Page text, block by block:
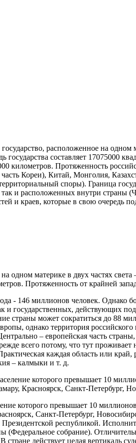
расположенное на
государства составляет 17075000
километров. Протяженность
Кореи), Китай, Монголия,
споры). Граница
и расположенных внутри страны
и краев, которые в свою очередь
- 146 миллионов человек. Однако
и государственных, действующих
страны может сократиться до 88
однако территория
– европейская часть
всего потому, что тут
каждая область или
– калмыки и т. д.
которого превышает 10
Санкт-Петербург,
республикой.
собрание).
действует целая